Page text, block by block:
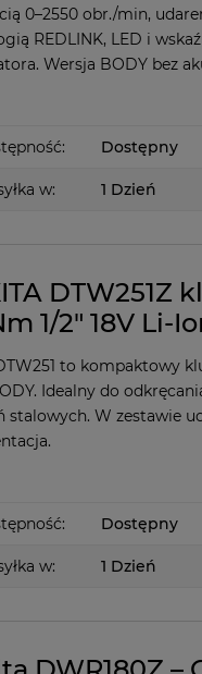
0–2550 obr./min,
REDLINK, LED i
Wersja BODY bez
Dostępny
w: 1 Dzień
DTW251Z
1/2" 18V Li-
to kompaktowy
Idealny do
stalowych. W zestawie
Dostępny
w: 1 Dzień